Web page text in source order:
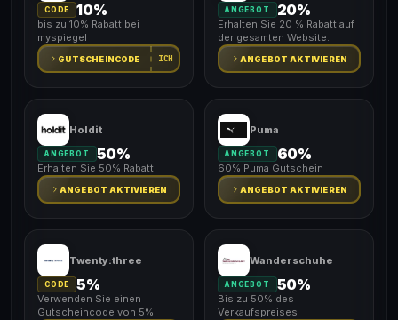
CODE 10%
bis zu 10% Rabatt bei
myspiegel
GUTSCHEINCODE ICH
ANGEBOT 20%
Erhalten Sie 20 % Rabatt auf
der gesamten Website.
ANGEBOT AKTIVIEREN
Holdit
ANGEBOT 50%
Erhalten Sie 50% Rabatt.
ANGEBOT AKTIVIEREN
Puma
ANGEBOT 60%
60% Puma Gutschein
ANGEBOT AKTIVIEREN
Twenty:three
CODE 5%
Verwenden Sie einen
Gutscheincode von 5%
Wanderschuhe
ANGEBOT 50%
Bis zu 50% des
Verkaufspreises